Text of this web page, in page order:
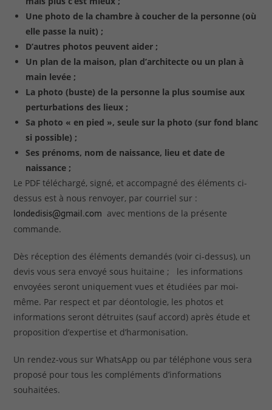
Une photo de la chambre à coucher de la personne (où
elle passe la nuit) ;
D’autres photos peuvent aider ;
Un plan de la maison, plan d’architecte ou un plan à
main levée ;
La photo (buste) de la personne la plus soumise aux
perturbations des lieux ;
Sa photo « en pied », seule sur la photo (sur fond blanc
si possible) ;
Ses prénoms, nom de naissance, lieu et date de
naissance ;
Le PDF téléchargé, signé, et accompagné des éléments ci-
dessus est à nous renvoyer, par courriel sur :
londedisis@gmail.com avec mentions de la présente
commande.
Dès réception des éléments demandés (voir ci-dessus), un
devis vous sera envoyé sous huitaine ; les informations
envoyées seront uniquement vues et étudiées par moi-
même. Par respect et par déontologie, les photos et
informations seront détruites (sauf accord) après étude et
proposition d’expertise et d’harmonisation.
Un rendez-vous sur WhatsApp ou par téléphone vous sera
proposé pour tous les compléments d’informations
souhaitées.